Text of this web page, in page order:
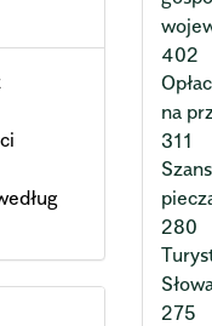
402
na
311
280
275